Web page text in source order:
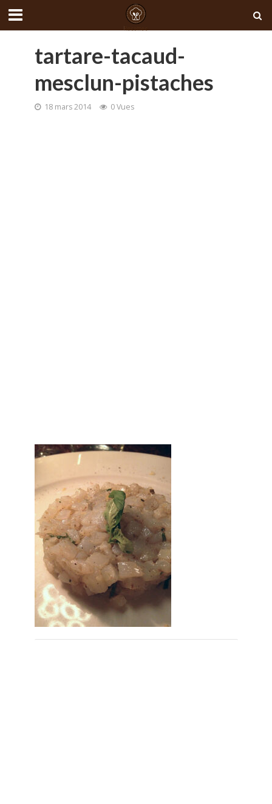
tartare-tacaud-
mesclun-pistaches
18 mars 2014 0 Vues